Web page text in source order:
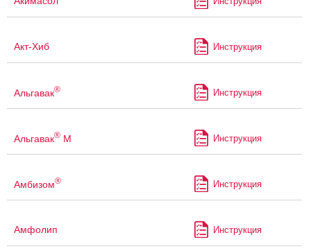
Акт-Хиб Инструкция
Альгавак® Инструкция
Альгавак® М Инструкция
Амбизом® Инструкция
Амфолип Инструкция